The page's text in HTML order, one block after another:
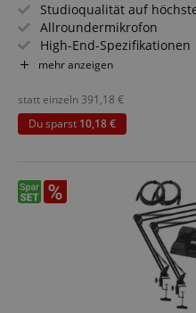
Studioqualität auf
Allroundermikrofon
High-End-Spezifikationen
Acht
Sparset inklusive
Windschutz,
Kabel
mehr anzeigen
statt einzeln 391,18 €
Du sparst 10,18 €